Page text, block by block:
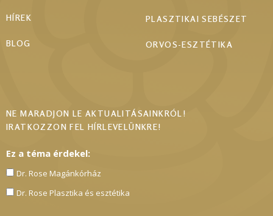
HÍREK
BLOG
PLASZTIKAI SEBÉSZET
ORVOS-ESZTÉTIKA
NE MARADJON LE AKTUALITÁSAINKRÓL!
IRATKOZZON FEL HÍRLEVELÜNKRE!
Ez a téma érdekel:
Dr. Rose Magánkórház
Dr. Rose Plasztika és esztétika